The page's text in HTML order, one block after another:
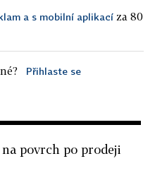
a s mobilní aplikací za 80
Přihlaste se
povrch po prodeji